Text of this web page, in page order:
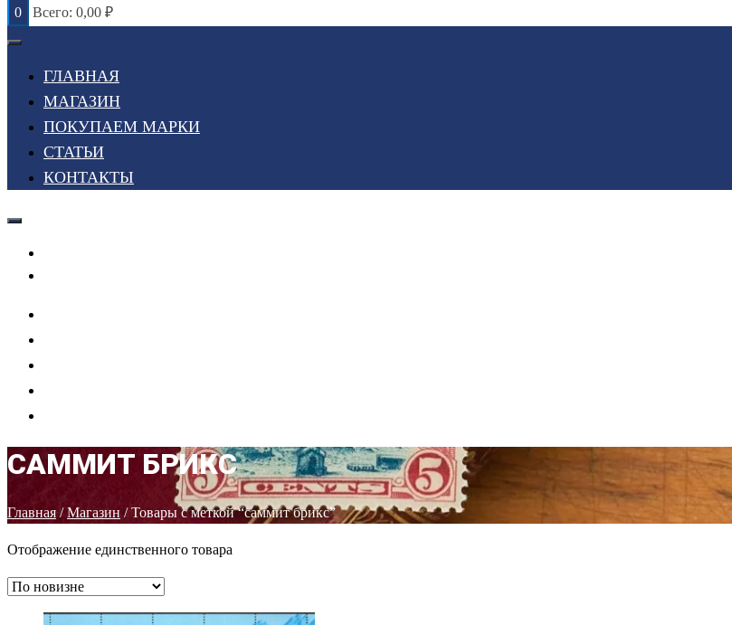
0
Всего: 0,00 ₽
ГЛАВНАЯ
МАГАЗИН
ПОКУПАЕМ МАРКИ
СТАТЬИ
КОНТАКТЫ
САММИТ БРИКС
Главная /Магазин / Товары с меткой “саммит брикс”
Отображение единственного товара